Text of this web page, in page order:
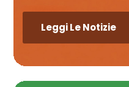
Leggi Le Notizie